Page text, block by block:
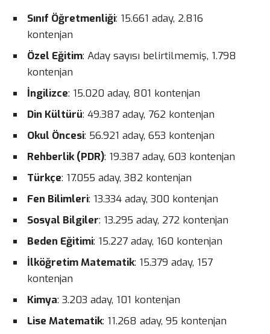
Sınıf Öğretmenliği: 15.661 aday, 2.816
kontenjan
Özel Eğitim: Aday sayısı belirtilmemiş, 1.798
kontenjan
İngilizce: 15.020 aday, 801 kontenjan
Din Kültürü: 49.387 aday, 762 kontenjan
Okul Öncesi: 56.921 aday, 653 kontenjan
Rehberlik (PDR): 19.387 aday, 603 kontenjan
Türkçe: 17.055 aday, 382 kontenjan
Fen Bilimleri: 13.334 aday, 300 kontenjan
Sosyal Bilgiler: 13.295 aday, 272 kontenjan
Beden Eğitimi: 15.227 aday, 160 kontenjan
İlköğretim Matematik: 15.379 aday, 157
kontenjan
Kimya: 3.203 aday, 101 kontenjan
Lise Matematik: 11.268 aday, 95 kontenjan